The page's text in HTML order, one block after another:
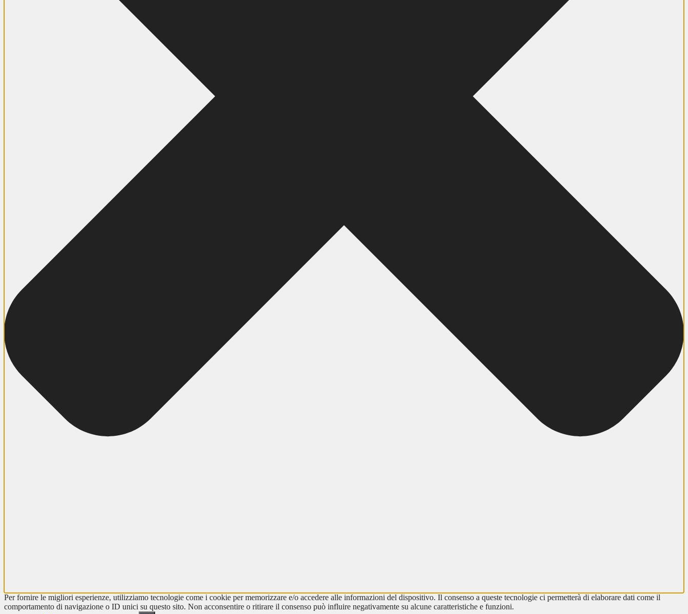
Per fornire le migliori esperienze, utilizziamo tecnologie come i cookie per memorizzare e/o accedere alle informazioni del dispositivo. Il consenso a queste tecnologie ci permetterà di elaborare dati come il
comportamento di navigazione o ID unici su questo sito. Non acconsentire o ritirare il consenso può influire negativamente su alcune caratteristiche e funzioni.